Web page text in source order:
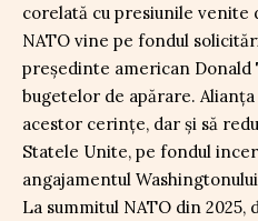
corelată cu presiunile venite
NATO vine pe fondul
președinte american
bugetelor de apărare.
acestor cerințe, dar și să
Statele Unite, pe fondul
angajamentul
La summitul NATO din 2025,